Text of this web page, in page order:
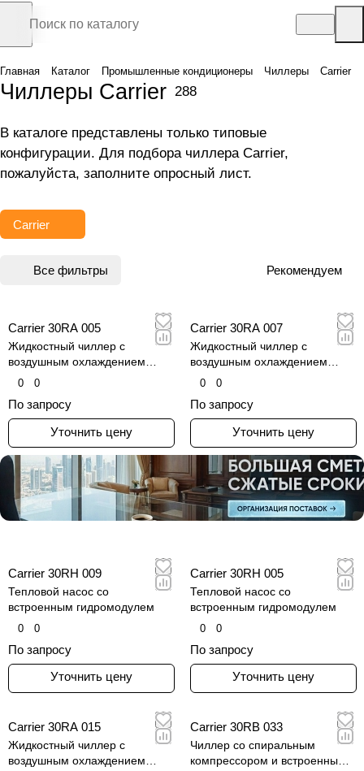
Главная Каталог Промышленные кондиционеры Чиллеры Carrier
Чиллеры Carrier 288
В каталоге представлены только типовые
конфигурации. Для подбора чиллера Carrier,
пожалуйста, заполните опросный лист.
Carrier
Все фильтры Рекомендуем
Carrier 30RA 005
Жидкостный чиллер с
воздушным охлаждением
конденсатора
0 0
По запросу
Уточнить цену
Carrier 30RA 007
Жидкостный чиллер с
воздушным охлаждением
конденсатора
0 0
По запросу
Уточнить цену
Carrier 30RH 009
Тепловой насос со
встроенным гидромодулем
0 0
По запросу
Уточнить цену
Carrier 30RH 005
Тепловой насос со
встроенным гидромодулем
0 0
По запросу
Уточнить цену
Carrier 30RA 015
Жидкостный чиллер с
воздушным охлаждением
Carrier 30RB 033
Чиллер со спиральным
компрессором и встроенным